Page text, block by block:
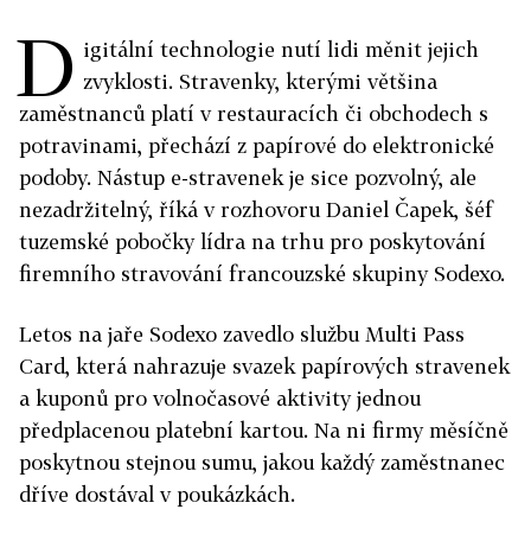
D igitální technologie nutí lidi měnit jejich
zvyklosti. Stravenky, kterými většina
zaměstnanců platí v restauracích či obchodech s
potravinami, přechází z papírové do elektronické
podoby. Nástup e-stravenek je sice pozvolný, ale
nezadržitelný, říká v rozhovoru Daniel Čapek, šéf
tuzemské pobočky lídra na trhu pro poskytování
firemního stravování francouzské skupiny Sodexo.
Letos na jaře Sodexo zavedlo službu Multi Pass
Card, která nahrazuje svazek papírových stravenek
a kuponů pro volnočasové aktivity jednou
předplacenou platební kartou. Na ni firmy měsíčně
poskytnou stejnou sumu, jakou každý zaměstnanec
dříve dostával v poukázkách.